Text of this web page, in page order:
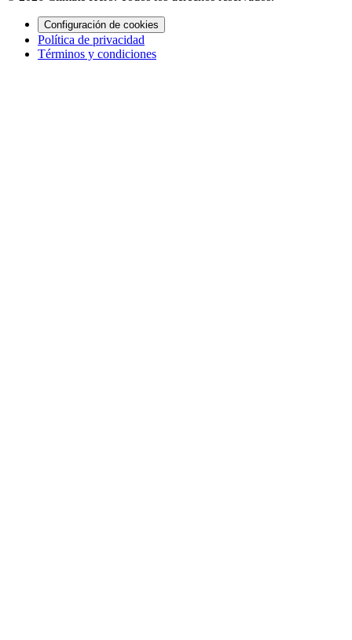
Configuración de cookies
Política de privacidad
Términos y condiciones